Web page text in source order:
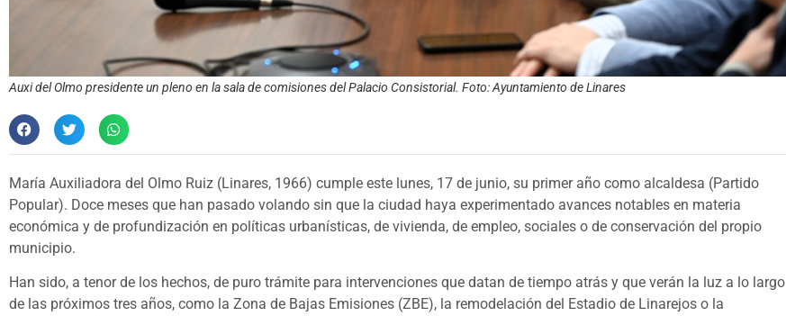
Auxi del Olmo presidente un pleno en la sala de comisiones del Palacio Consistorial. Foto: Ayuntamiento de Linares
María Auxiliadora del Olmo Ruiz (Linares, 1966) cumple este lunes, 17 de junio, su primer año como alcaldesa (Partido
Popular). Doce meses que han pasado volando sin que la ciudad haya experimentado avances notables en materia
económica y de profundización en políticas urbanísticas, de vivienda, de empleo, sociales o de conservación del propio
municipio.
Han sido, a tenor de los hechos, de puro trámite para intervenciones que datan de tiempo atrás y que verán la luz a lo largo
de las próximos tres años, como la Zona de Bajas Emisiones (ZBE), la remodelación del Estadio de Linarejos o la